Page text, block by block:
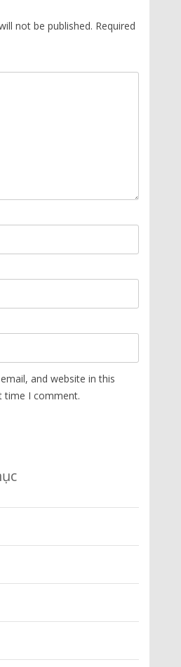
not be published. Required
and website in this
time I comment.